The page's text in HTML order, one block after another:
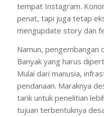
tempat Instagram.
penat, tapi juga tetap
mengupdate story dan
Namun, pengembangan
Banyak yang harus
Mulai dari manusia,
pendanaan. Maraknya
tarik untuk penelitian
tujuan terbentuknya